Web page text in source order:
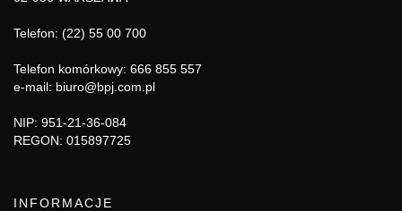
Telefon: (22) 55 00 700
Telefon komórkowy: 666 855 557
e-mail: biuro@bpj.com.pl
NIP: 951-21-36-084
REGON: 015897725
INFORMACJE